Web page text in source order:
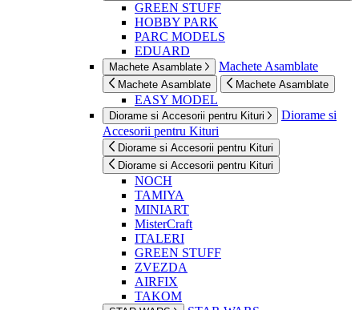
GREEN STUFF
HOBBY PARK
PARC MODELS
EDUARD
Machete Asamblate Machete Asamblate
Machete Asamblate Machete Asamblate
EASY MODEL
Diorame si Accesorii pentru Kituri
Diorame si
Accesorii pentru Kituri
Diorame si Accesorii pentru Kituri
Diorame si Accesorii pentru Kituri
NOCH
TAMIYA
MINIART
MisterCraft
ITALERI
GREEN STUFF
ZVEZDA
AIRFIX
TAKOM